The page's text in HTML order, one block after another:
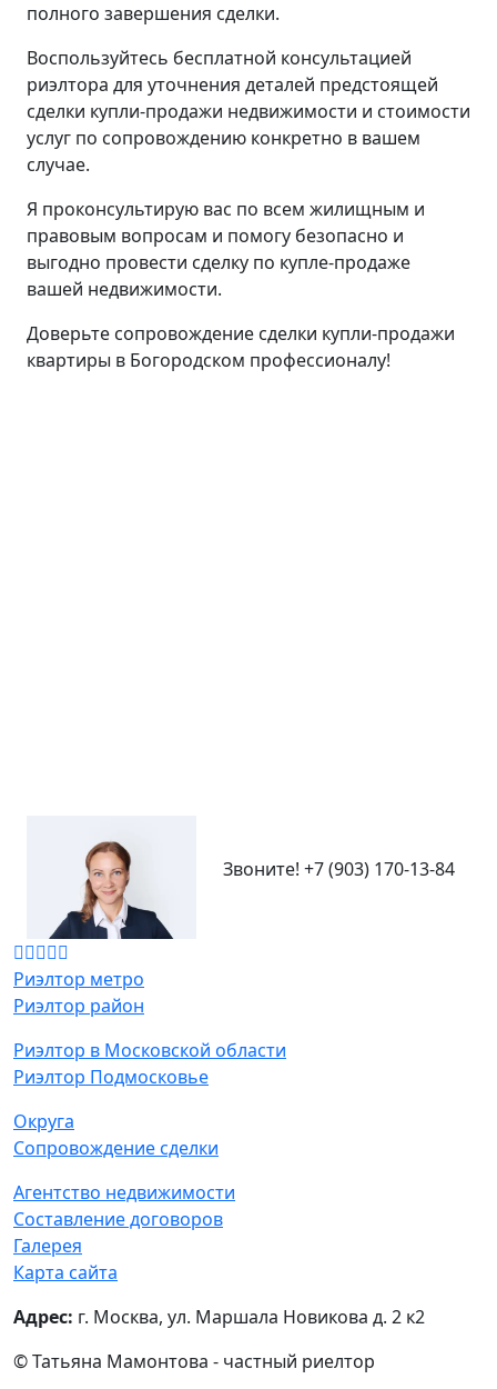
полного завершения сделки.
Воспользуйтесь бесплатной консультацией
риэлтора для уточнения деталей предстоящей
сделки купли-продажи недвижимости и стоимости
услуг по сопровождению конкретно в вашем
случае.
Я проконсультирую вас по всем жилищным и
правовым вопросам и помогу безопасно и
выгодно провести сделку по купле-продаже
вашей недвижимости.
Доверьте сопровождение сделки купли-продажи
квартиры в Богородском профессионалу!
Звоните! +7 (903) 170-13-84
Риэлтор метро
Риэлтор район
Риэлтор в Московской области
Риэлтор Подмосковье
Округа
Сопровождение сделки
Агентство недвижимости
Составление договоров
Галерея
Карта сайта
Адрес: г. Москва, ул. Маршала Новикова д. 2 к2
© Татьяна Мамонтова - частный риелтор